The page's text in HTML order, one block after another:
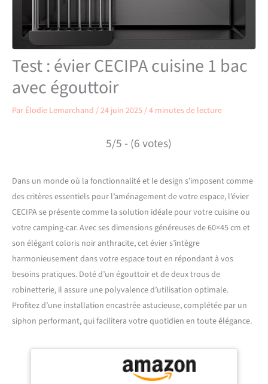
Test : évier CECIPA cuisine 1 bac
avec égouttoir
Par Élodie Lemarchand /24 juin 2025/4 minutes de lecture
5/5 - (6 votes)
Dans un monde où la fonctionnalité et le design s’imposent comme
des critères essentiels pour l’aménagement de votre espace, l’évier
CECIPA se présente comme la solution idéale pour votre cuisine ou
votre camping-car. Avec ses dimensions généreuses de 60×45 cm et
son élégant coloris noir anthracite, cet évier s’intègre
harmonieusement dans votre espace tout en répondant à vos
besoins pratiques. Doté d’un égouttoir et de deux trous de
robinetterie, il assure une polyvalence d’utilisation optimale.
Profitez d’une installation encastrée astucieuse, complétée par un
siphon performant, qui facilitera votre quotidien en toute élégance.